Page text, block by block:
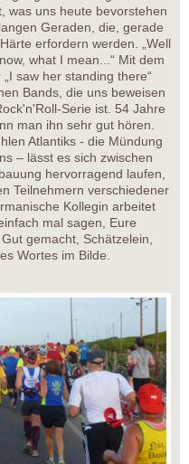
was uns heute bevorstehen
Geraden, die, gerade
erfordern werden. „Well
what I mean...“ Mit dem
saw her standing there“
Bands, die uns beweisen
Serie ist. 54 Jahre
man ihn sehr gut hören.
Atlantiks - die Mündung
– lässt es sich zwischen
hervorragend laufen,
Teilnehmern verschiedener
Kollegin arbeitet
mal sagen, Eure
gemacht, Schätzelein,
Wortes im Bilde.